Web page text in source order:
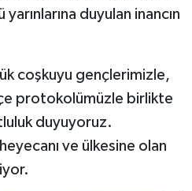
duyulan inancın
coşkuyu gençlerimizle,
protokolümüzle birlikte
duyuyoruz.
ve ülkesine olan